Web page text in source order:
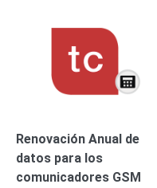
ParedBaterías
de
Alimentación
Fuentes
RespaldoInyectores
PoEPDUPlantas
de
Renovación Anual de
datos para los
comunicadores GSM